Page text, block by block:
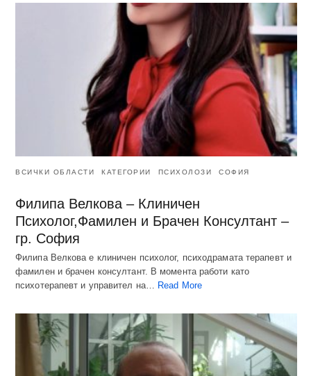
ВСИЧКИ ОБЛАСТИ КАТЕГОРИИ ПСИХОЛОЗИ СОФИЯ
Филипа Велкова – Клиничен
Психолог,Фамилен и Брачен Консултант –
гр. София
Филипа Велкова е клиничен психолог, психодрамата терапевт и
фамилен и брачен консултант. В момента работи като
психотерапевт и управител на…
Read More